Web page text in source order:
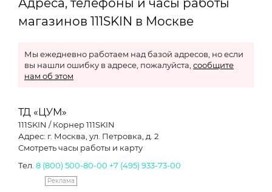
Адреса, телефоны и часы работы
магазинов 111SKIN в Москве
Мы ежедневно работаем над базой адресов, но если
вы нашли ошибку в адресе, пожалуйста, сообщите
нам об этом
ТД «ЦУМ»
111SKIN / Корнер 111SKIN
Адрес: г. Москва, ул. Петровка, д. 2
Смотреть часы работы и карту
Тел. 8 (800) 500-80-00 +7 (495) 933-73-00
Реклама